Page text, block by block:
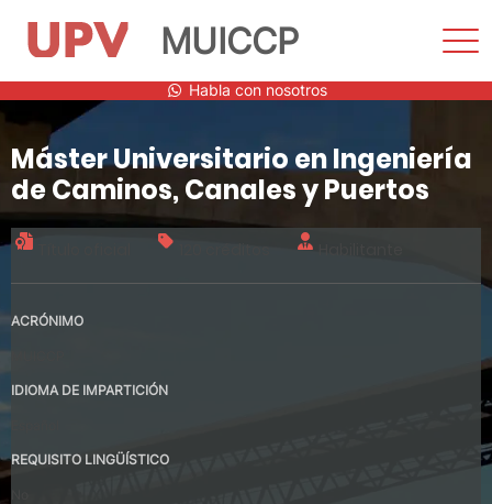
al
contenido
MUICCP
Habla con nosotros
Máster Universitario en Ingeniería
de Caminos, Canales y Puertos
ACRÓNIMO
IDIOMA DE IMPARTICIÓN
REQUISITO LINGÜÍSTICO